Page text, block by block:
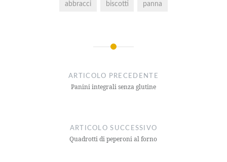
abbracci biscotti panna
ARTICOLO PRECEDENTE
Panini integrali senza glutine
ARTICOLO SUCCESSIVO
Quadrotti di peperoni al forno